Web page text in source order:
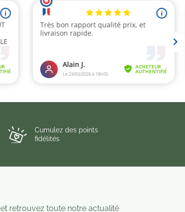
Cumulez des points
fidélités
et retrouvez toute notre actualité